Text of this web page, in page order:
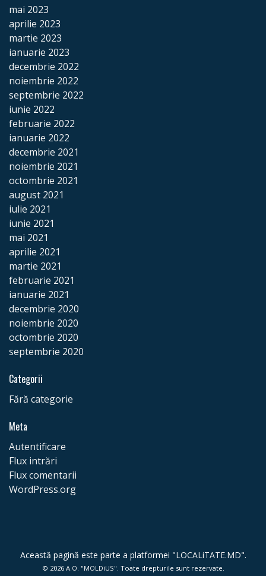
Oficiul
Poștal
Centrul
Medical
Biblioteca
Publică
„Andrei
Vartic”
Proiecte
investiționale
Harta
IMPLICĂ-TE
mai 2023
aprilie 2023
martie 2023
ianuarie 2023
decembrie 2022
noiembrie 2022
septembrie 2022
iunie 2022
februarie 2022
ianuarie 2022
decembrie 2021
noiembrie 2021
octombrie 2021
august 2021
iulie 2021
iunie 2021
mai 2021
aprilie 2021
martie 2021
februarie 2021
ianuarie 2021
decembrie 2020
noiembrie 2020
octombrie 2020
septembrie 2020
Categorii
Fără categorie
Meta
Autentificare
Flux intrări
Flux comentarii
WordPress.org
Această pagină este parte a platformei "LOCALiTATE.MD".
© 2026 A.O. "MOLDiUS". Toate drepturile sunt rezervate.